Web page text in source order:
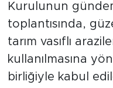
Kurulunun
toplantısında,
tarım vasıflı
kullanılmasına
birliğiyle kabul